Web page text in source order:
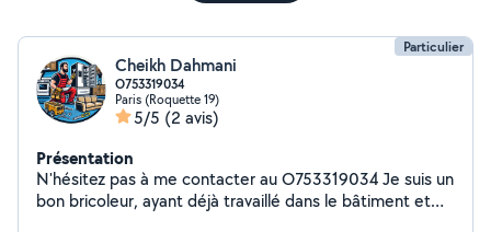
Particulier
Cheikh Dahmani
O753319034
Paris (Roquette 19)
5/5 (2 avis)
Présentation
N'hésitez pas à me contacter au O753319034 Je suis un
bon bricoleur, ayant déjà travaillé dans le bâtiment et